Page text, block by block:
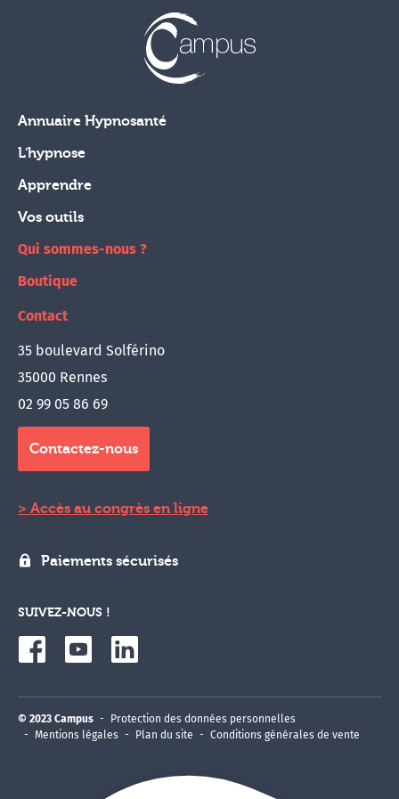
Annuaire Hypnosanté
L'hypnose
Apprendre
Vos outils
Qui sommes-nous ?
Boutique
Contact
35 boulevard Solférino
35000 Rennes
02 99 05 86 69
Contactez-nous
Accès au congrès en ligne
Paiements sécurisés
SUIVEZ-NOUS !
© 2023 Campus
Protection des données personnelles
Mentions légales
Plan du site Conditions générales de vente